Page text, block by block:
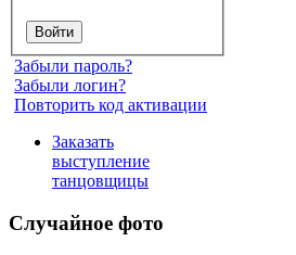
Забыли пароль?
Забыли логин?
Повторить код активации
Заказать
выступление
танцовщицы
Случайное фото